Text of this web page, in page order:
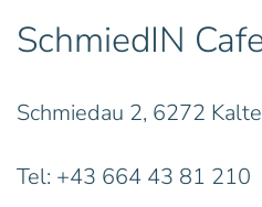
SchmiedIN
Schmiedau 2, 6272
Tel: +43 664 43 81 210